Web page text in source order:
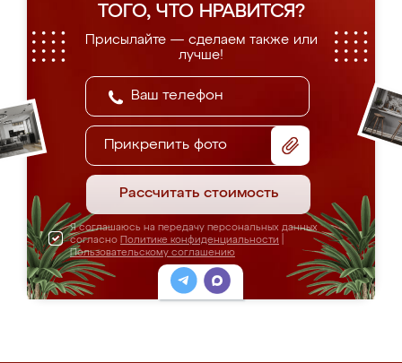
ТОГО, ЧТО НРАВИТСЯ?
Присылайте — сделаем также или
лучше!
Прикрепить фото
Рассчитать стоимость
Я соглашаюсь на передачу персональных данных
согласно Политике конфиденциальности
Пользовательскому соглашению